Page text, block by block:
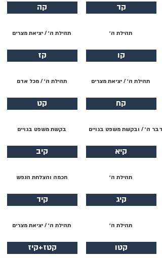
קד
תהילת ה׳
קו
תהילת ה׳ / יציאת מצרים
קח
דבר ה׳ / ובקשת משפט בגויים
קיא
תהילת ה׳
קיג
תהילת ה׳
קטו
קה
תהילת ה׳ / יציאת מצרים
קז
תהילת ה׳ / מכל אדם
קט
בקשת משפט בגויים
קיב
חכמה והצלחת הנפש
קיד
תהילת ה׳ / יציאת מצרים
קטז+קיז